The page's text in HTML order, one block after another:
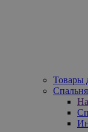
Товары
Спальня